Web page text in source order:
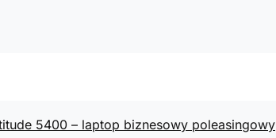
5400 – laptop biznesowy poleasingowy